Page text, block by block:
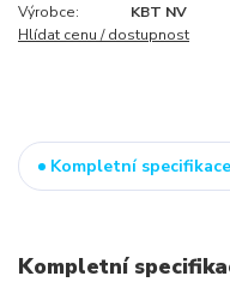
Výrobce:
KBT NV
Hlídat cenu / dostupnost
Kompletní specifikace
Kompletní